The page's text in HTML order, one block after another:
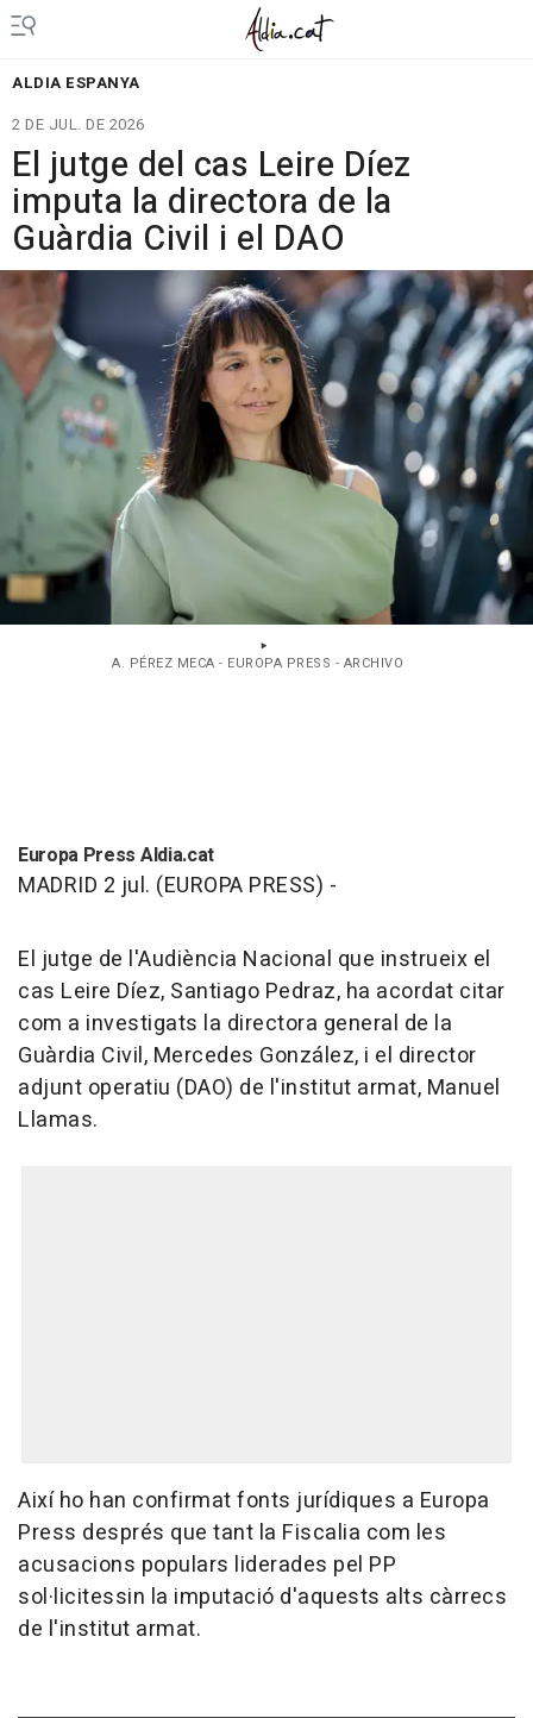
ALDIA ESPANYA
2 DE JUL. DE 2026
El jutge del cas Leire Díez
imputa la directora de la
Guàrdia Civil i el DAO
A. PÉREZ MECA - EUROPA PRESS - ARCHIVO
Europa Press Aldia.cat
MADRID 2 jul. (EUROPA PRESS) -
El jutge de l'Audiència Nacional que instrueix el
cas Leire Díez, Santiago Pedraz, ha acordat citar
com a investigats la directora general de la
Guàrdia Civil, Mercedes González, i el director
adjunt operatiu (DAO) de l'institut armat, Manuel
Llamas.
Així ho han confirmat fonts jurídiques a Europa
Press després que tant la Fiscalia com les
acusacions populars liderades pel PP
sol·licitessin la imputació d'aquests alts càrrecs
de l'institut armat.